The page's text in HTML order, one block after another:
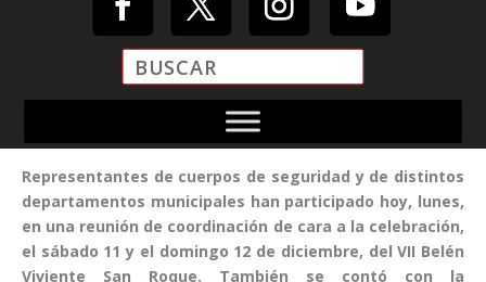
Representantes de cuerpos de seguridad y de distintos
departamentos municipales han participado hoy, lunes,
en una reunión de coordinación de cara a la celebración,
el sábado 11 y el domingo 12 de diciembre, del VII Belén
Viviente San Roque. También se contó con la